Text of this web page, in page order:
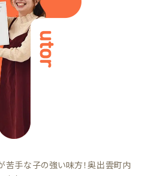
苦手な子の強い味方！奥出雲町内